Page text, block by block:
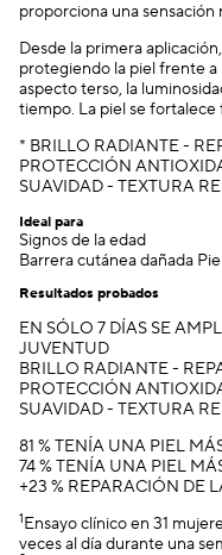
proporciona una sensación
Desde la primera
protegiendo la piel frente a
aspecto terso, la
tiempo. La piel se fortalece
* BRILLO RADIANTE -
PROTECCIÓN
SUAVIDAD - TEXTURA
Ideal para
Signos de la edad
Barrera cutánea dañada
Resultados probados
EN SÓLO 7 DÍAS SE
JUVENTUD
BRILLO RADIANTE -
PROTECCIÓN
SUAVIDAD - TEXTURA
81 % TENÍA UNA PIEL
74 % TENÍA UNA PIEL
+23 % REPARACIÓN DE
1Ensayo clínico en 31
veces al día durante una